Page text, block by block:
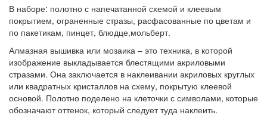
В наборе: полотно с напечатанной схемой и клеевым
покрытием, ограненные стразы, расфасованные по цветам и
по пакетикам, пинцет, блюдце,мольберт.
Алмазная вышивка или мозаика – это техника, в которой
изображение выкладывается блестящими акриловыми
стразами. Она заключается в наклеивании акриловых круглых
или квадратных кристаллов на схему, покрытую клеевой
основой. Полотно поделено на клеточки с символами, которые
обозначают оттенок, который следует туда наклеить.